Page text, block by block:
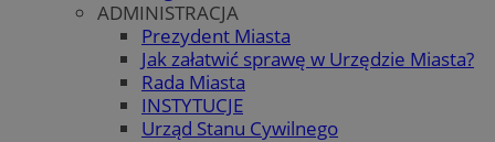
ADMINISTRACJA
Prezydent Miasta
Jak załatwić sprawę w Urzędzie Miasta?
Rada Miasta
INSTYTUCJE
Urząd Stanu Cywilnego